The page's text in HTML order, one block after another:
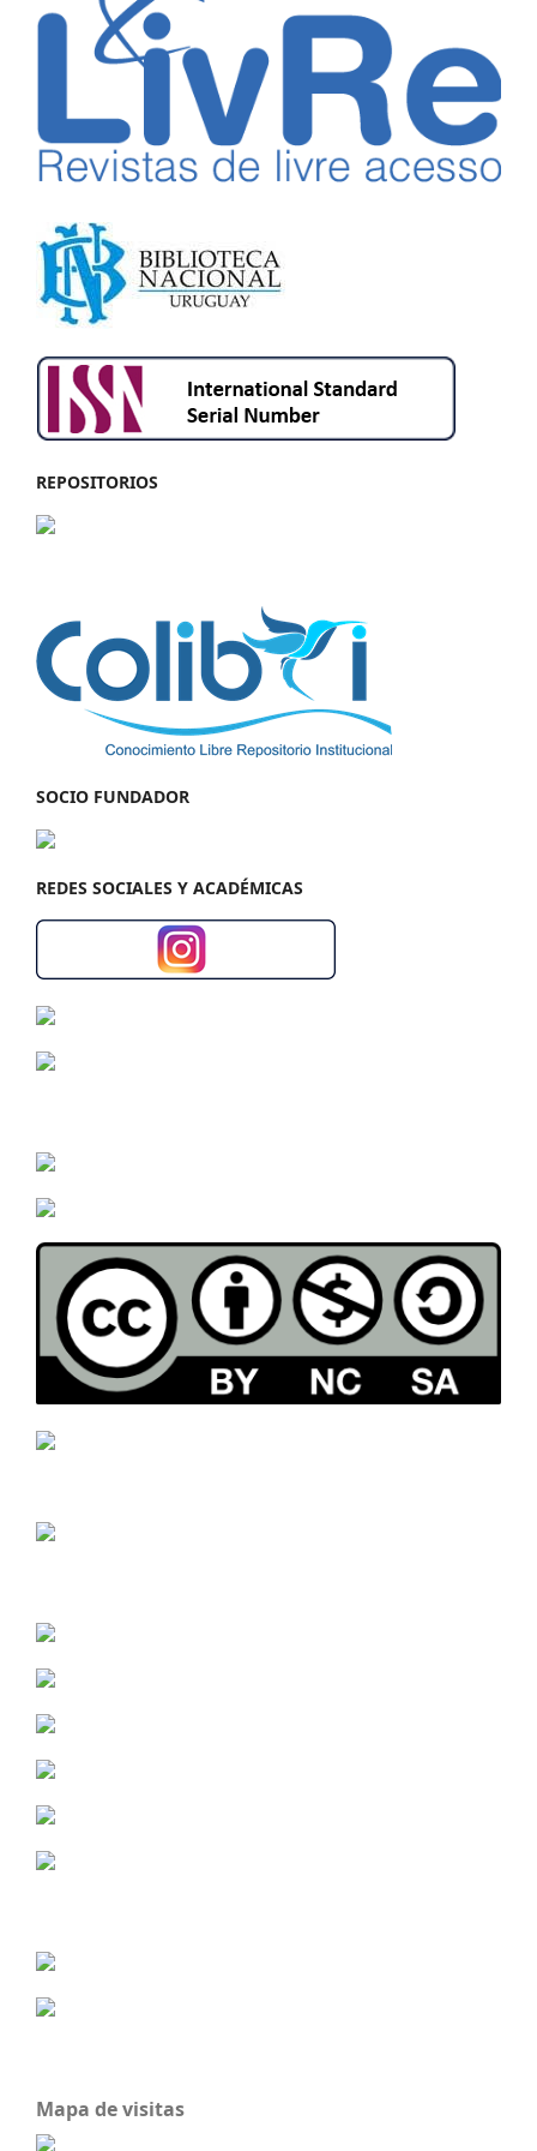
REPOSITORIOS
SOCIO FUNDADOR
REDES SOCIALES Y ACADÉMICAS
Mapa de visitas